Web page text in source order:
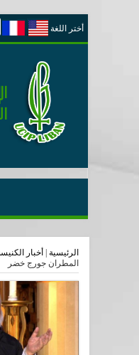
أختر اللغة
الرئيسية أخبار
المطران جورج خضر